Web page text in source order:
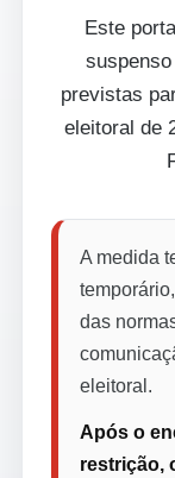
Este
previstas
eleitoral de
A medida
das
eleitoral.
Após o
restrição,